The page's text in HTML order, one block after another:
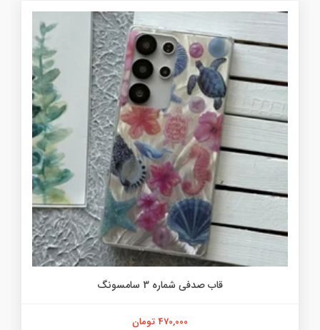
قاب صدفی شماره 3 سامسونگ
470,000 تومان